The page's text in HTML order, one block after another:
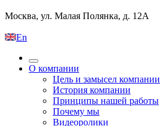
Москва, ул. Малая Полянка, д. 12А
En
О компании
Цель и замысел компании
История компании
Принципы нашей работы
Почему мы
Видеоролики